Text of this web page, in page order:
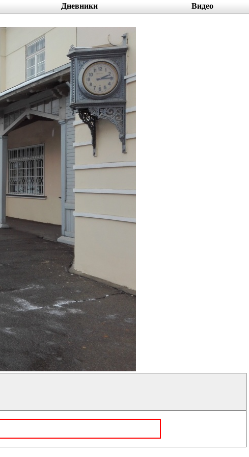
Дневники Видео